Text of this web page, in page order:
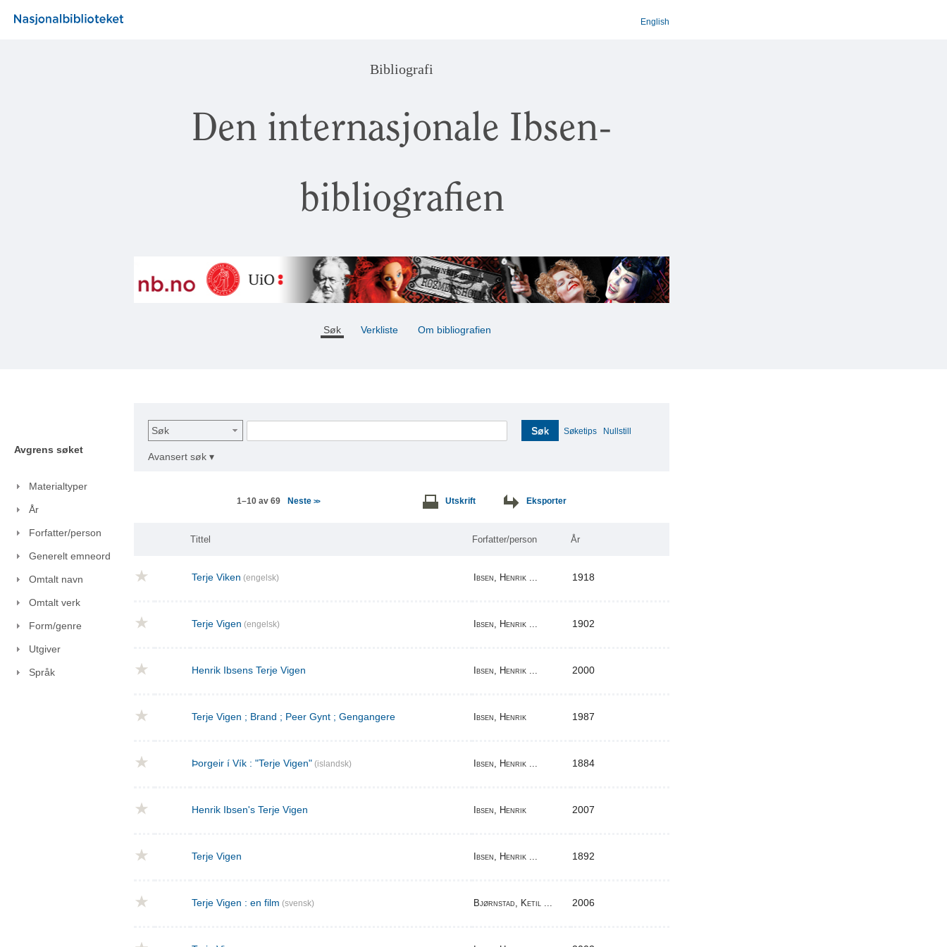
English
Bibliografi
Den internasjonale Ibsen-
bibliografien
Søk Verkliste Om bibliografien
Avgrens søket
Materialtyper
År
Forfatter/person
Generelt emneord
Omtalt navn
Omtalt verk
Form/genre
Utgiver
Språk
Søk Søk Søketips Nullstill
Avansert søk ▾
1–10 av 69 Neste>> Utskrift Eksporter
Tittel Forfatter/person År
Terje Viken (engelsk) Ibsen, Henrik ... 1918
Terje Vigen (engelsk) Ibsen, Henrik ... 1902
Henrik Ibsens Terje Vigen Ibsen, Henrik ... 2000
Terje Vigen ; Brand ; Peer Gynt ; Gengangere Ibsen, Henrik 1987
Þorgeir í Vík : "Terje Vigen" (islandsk) Ibsen, Henrik ... 1884
Henrik Ibsen's Terje Vigen Ibsen, Henrik 2007
Terje Vigen Ibsen, Henrik ... 1892
Terje Vigen : en film (svensk) Bjørnstad, Ketil ... 2006